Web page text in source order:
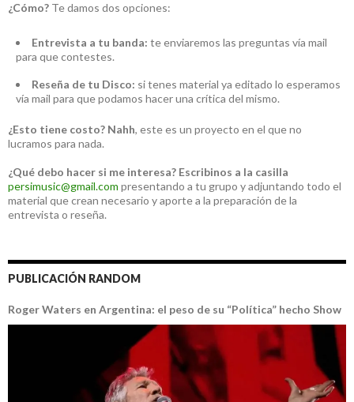
¿Cómo? Te damos dos opciones:
Entrevista a tu banda: te enviaremos las preguntas vía mail
para que contestes.
Reseña de tu Disco: si tenes material ya editado lo esperamos
vía mail para que podamos hacer una crítica del mismo.
¿Esto tiene costo? Nahh, este es un proyecto en el que no
lucramos para nada.
¿Qué debo hacer si me interesa? Escribinos a la casilla
persimusic@gmail.com presentando a tu grupo y adjuntando todo el
material que crean necesario y aporte a la preparación de la
entrevista o reseña.
PUBLICACIÓN RANDOM
Roger Waters en Argentina: el peso de su “Política” hecho Show